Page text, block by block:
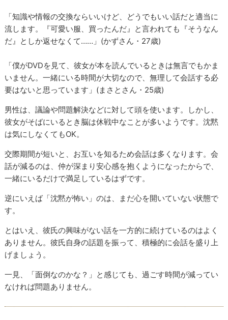
「知識や情報の交換ならいいけど、どうでもいい話だと適当に
流します。『可愛い服、買ったんだ』と言われても『そうなん
だ』としか返せなくて……」(かずさん・27歳)
「僕がDVDを見て、彼女が本を読んでいるときは無言でもかま
いません。一緒にいる時間が大切なので、無理して会話する必
要はないと思っています」(まさとさん・25歳)
男性は、議論や問題解決などに対して頭を使います。しかし、
彼女がそばにいるとき脳は休戦中なことが多いようです。沈黙
は気にしなくてもOK。
交際期間が短いと、お互いを知るため会話は多くなります。会
話が減るのは、仲が深まり安心感を抱くようになったからで、
一緒にいるだけで満足しているはずです。
逆にいえば「沈黙が怖い」のは、まだ心を開いていない状態で
す。
とはいえ、彼氏の興味がない話を一方的に続けているのはよく
ありません。彼氏自身の話題を振って、積極的に会話を盛り上
げましょう。
一見、「面倒なのかな？」と感じても、過ごす時間が減ってい
なければ問題ありません。